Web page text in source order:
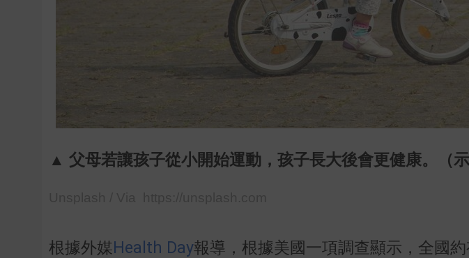
▲ 父母若讓孩子從小開始運動，孩子長大後會更健康。（示
根據外媒Health Day報導，根據美國一項調查顯示，全國